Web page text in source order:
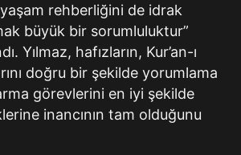
rehberliğini de idrak
büyük bir sorumluluktur”
Yılmaz, hafızların, Kur’an-ı
doğru bir şekilde yorumlama
görevlerini en iyi şekilde
inancının tam olduğunu